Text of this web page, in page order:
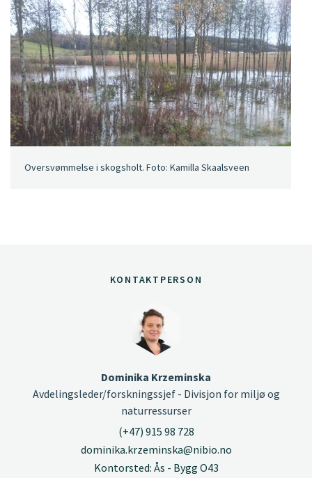
Oversvømmelse i skogsholt. Foto: Kamilla Skaalsveen
KONTAKTPERSON
Dominika Krzeminska
Avdelingsleder/forskningssjef - Divisjon for miljø og
naturressurser
(+47) 915 98 728
dominika.krzeminska@nibio.no
Kontorsted: Ås - Bygg O43